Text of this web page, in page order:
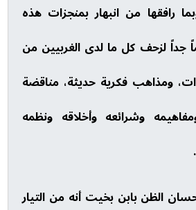
رافقها من انبهار بمنجزات هذه
جداً لزحف كل ما لدى الغربيين من
ومذاهب فكرية حديثة، مناقضة
وشرائعه وأخلاقه ونظمه
الظن بابن بخيت أنه من التيار